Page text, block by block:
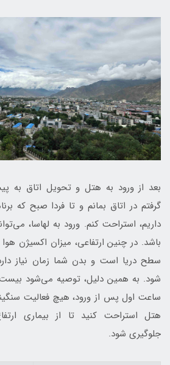
بعد از ورود به هتل و تحویل اتاق به
گرفتم در اتاق بمانم و تا فردا صبح که
داریم، استراحت کنم. ورود به لهاسا،
باشد. در چنین ارتفاعی، میزان اکسیژن
سطح دریا است و بدن شما زمان نیاز
شود. به همین دلیل، توصیه می‌شود
ساعت اول پس از ورود، هیچ فعالیت
جلوگیری شود.